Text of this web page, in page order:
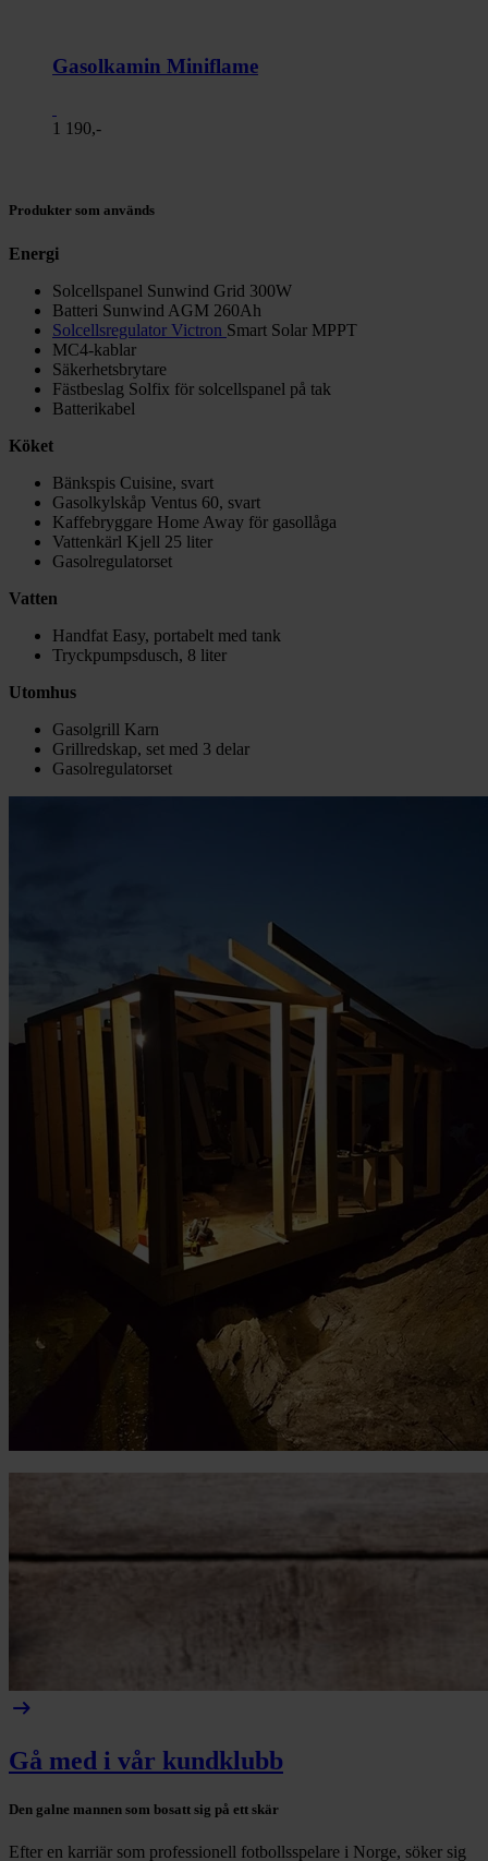
Gasolkamin Miniflame
1 190,-
Produkter som används
Energi
Solcellspanel Sunwind Grid 300W
Batteri Sunwind AGM 260Ah
Solcellsregulator Victron Smart Solar MPPT
MC4-kablar
Säkerhetsbrytare
Fästbeslag Solfix för solcellspanel på tak
Batterikabel
Köket
Bänkspis Cuisine, svart
Gasolkylskåp Ventus 60, svart
Kaffebryggare Home Away för gasollåga
Vattenkärl Kjell 25 liter
Gasolregulatorset
Vatten
Handfat Easy, portabelt med tank
Tryckpumpsdusch, 8 liter
Utomhus
Gasolgrill Karn
Grillredskap, set med 3 delar
Gasolregulatorset
arrow_right_alt
Gå med i vår kundklubb
Den galne mannen som bosatt sig på ett skär
Efter en karriär som professionell fotbollsspelare i Norge, söker sig